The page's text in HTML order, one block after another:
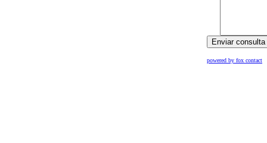
powered by fox contact